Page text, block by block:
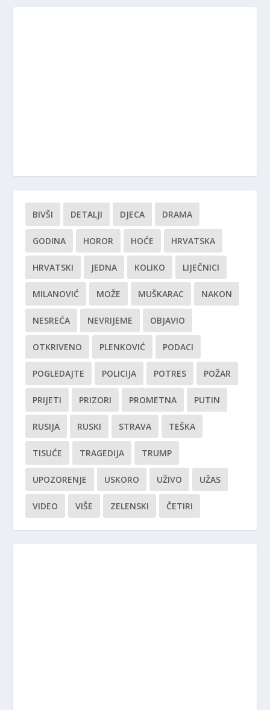
BIVŠI DETALJI DJECA DRAMA
GODINA HOROR HOĆE HRVATSKA
HRVATSKI JEDNA KOLIKO LIJEČNICI
MILANOVIĆ MOŽE MUŠKARAC NAKON
NESREĆA NEVRIJEME OBJAVIO
OTKRIVENO PLENKOVIĆ PODACI
POGLEDAJTE POLICIJA POTRES POŽAR
PRIJETI PRIZORI PROMETNA PUTIN
RUSIJA RUSKI STRAVA TEŠKA
TISUĆE TRAGEDIJA TRUMP
UPOZORENJE USKORO UŽIVO UŽAS
VIDEO VIŠE ZELENSKI ČETIRI